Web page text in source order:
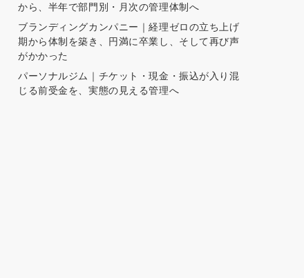
から、半年で部門別・月次の管理体制へ
ブランディングカンパニー｜経理ゼロの立ち上げ
期から体制を築き、円満に卒業し、そして再び声
がかかった
パーソナルジム｜チケット・現金・振込が入り混
じる前受金を、実態の見える管理へ